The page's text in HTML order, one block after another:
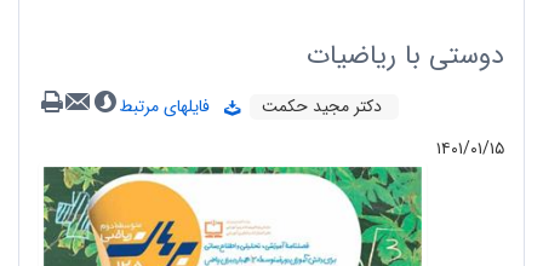
دوستی با ریاضیات
دکتر مجید حکمت
فایلهای مرتبط
۱۴۰۱/۰۱/۱۵